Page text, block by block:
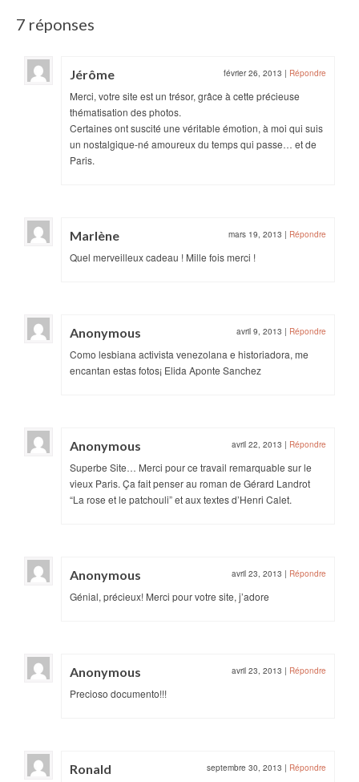
7 réponses
Jérôme février 26, 2013 | Répondre
Merci, votre site est un trésor, grâce à cette précieuse
thématisation des photos.
Certaines ont suscité une véritable émotion, à moi qui suis
un nostalgique-né amoureux du temps qui passe… et de
Paris.
Marlène mars 19, 2013 | Répondre
Quel merveilleux cadeau ! Mille fois merci !
Anonymous avril 9, 2013 | Répondre
Como lesbiana activista venezolana e historiadora, me
encantan estas fotos¡ Elida Aponte Sanchez
Anonymous avril 22, 2013 | Répondre
Superbe Site… Merci pour ce travail remarquable sur le
vieux Paris. Ça fait penser au roman de Gérard Landrot
“La rose et le patchouli” et aux textes d’Henri Calet.
Anonymous avril 23, 2013 | Répondre
Génial, précieux! Merci pour votre site, j’adore
Anonymous avril 23, 2013 | Répondre
Precioso documento!!!
Ronald septembre 30, 2013 | Répondre